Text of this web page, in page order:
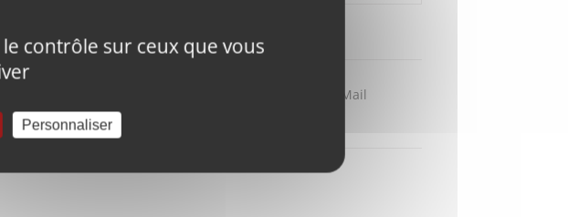
produit
Partager par Mail
contrôle sur ceux que vous
Personnaliser